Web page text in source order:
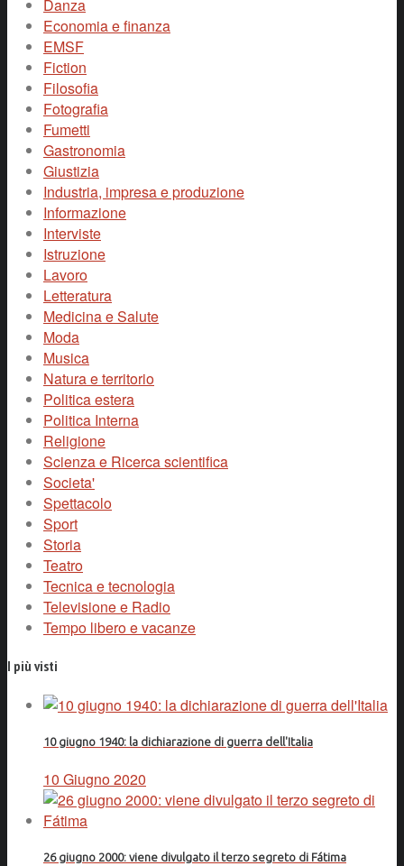
Danza
Economia e finanza
EMSF
Fiction
Filosofia
Fotografia
Fumetti
Gastronomia
Giustizia
Industria, impresa e produzione
Informazione
Interviste
Istruzione
Lavoro
Letteratura
Medicina e Salute
Moda
Musica
Natura e territorio
Politica estera
Politica Interna
Religione
Scienza e Ricerca scientifica
Societa'
Spettacolo
Sport
Storia
Teatro
Tecnica e tecnologia
Televisione e Radio
Tempo libero e vacanze
I più visti
10 giugno 1940: la dichiarazione di guerra dell'Italia
10 Giugno 2020
26 giugno 2000: viene divulgato il terzo segreto di Fátima